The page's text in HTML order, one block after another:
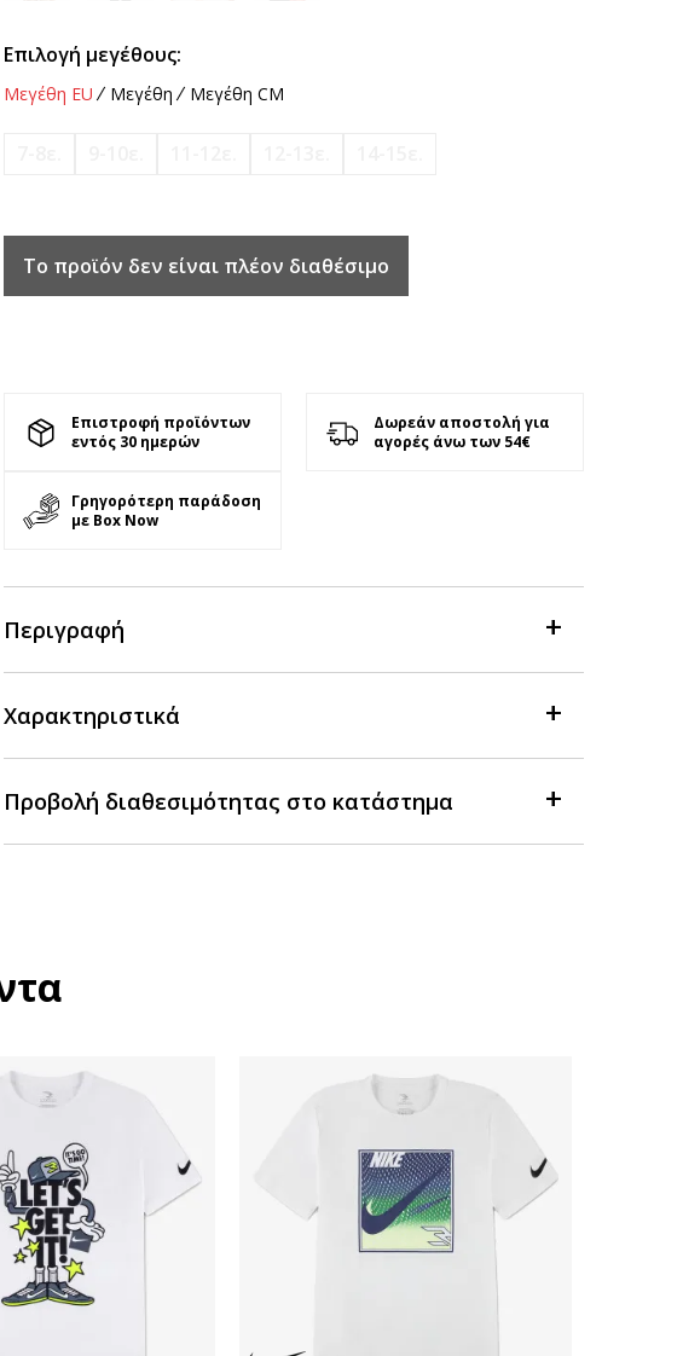
Επιλογή μεγέθους:
Μεγέθη EU Μεγέθη Μεγέθη CM
Το προϊόν δεν είναι πλέον διαθέσιμο
Επιστροφή προϊόντων
εντός 30 ημερών
Δωρεάν αποστολή για
αγορές άνω των 54€
Γρηγορότερη παράδοση
με Box Now
Περιγραφή
Χαρακτηριστικά
Προβολή διαθεσιμότητας στο κατάστημα